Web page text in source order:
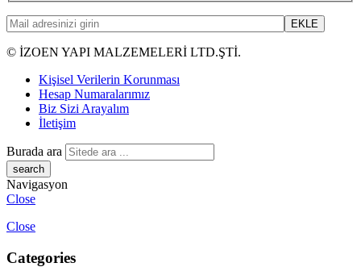
© İZOEN YAPI MALZEMELERİ LTD.ŞTİ.
Kişisel Verilerin Korunması
Hesap Numaralarımız
Biz Sizi Arayalım
İletişim
Burada ara
Navigasyon
Close
Close
Categories